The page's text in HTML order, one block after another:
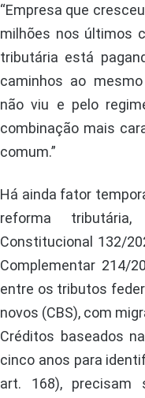
“Empresa que
milhões nos últimos
tributária está
caminhos ao
não viu e pelo
combinação mais
comum.”
Há ainda fator
reforma
Constitucional 132/
Complementar 214/
entre os tributos
novos (CBS), com
Créditos baseados
cinco anos para
art. 168), precisam